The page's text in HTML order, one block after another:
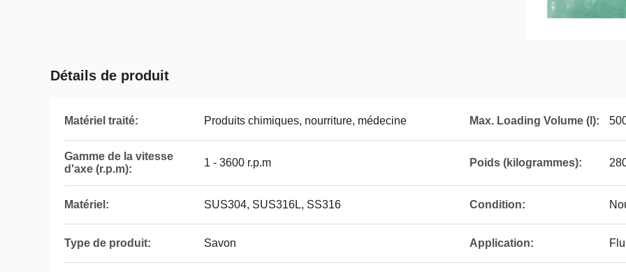
Détails de produit
Matériel traité: Produits chimiques, nourriture, médecine Max. Loading Volume (l):
Gamme de la vitesse
d'axe (r.p.m):
1 - 3600 r.p.m Poids (kilogrammes):
Matériel: SUS304, SUS316L, SS316 Condition:
Type de produit: Savon Application: